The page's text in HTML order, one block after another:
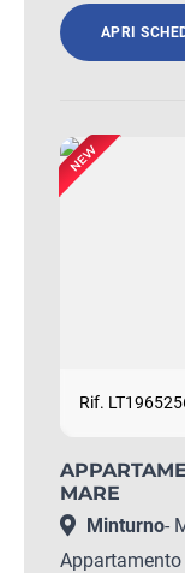
APRI
Rif.
MARE
Minturno-